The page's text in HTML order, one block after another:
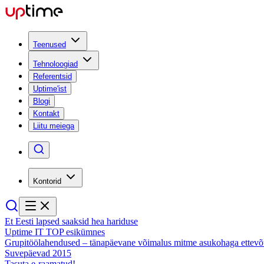
Teenused
Tehnoloogiad
Referentsid
Uptime'ist
Blogi
Kontakt
Liitu meiega
Kontorid
Et Eesti lapsed saaksid hea hariduse
Uptime IT TOP esikümnes
Grupitöölahendused – tänapäevane võimalus mitme asukohaga
Suvepäevad 2015